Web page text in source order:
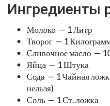
Ингредиенты
Молоко — 1 Литр
Творог — 1
Сливочное масло —
Яйца — 1 Штука
Сода — 1 Чайная
нельзя)
Соль — 1 Ст. ложка